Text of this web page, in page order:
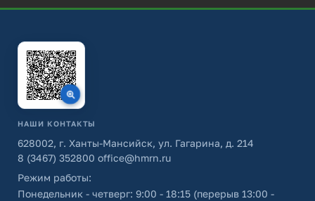
НАШИ КОНТАКТЫ
628002, г. Ханты-Мансийск, ул. Гагарина, д. 214
8 (3467) 352800 office@hmrn.ru
Режим работы:
Понедельник - четверг: 9:00 - 18:15 (перерыв 13:00 -